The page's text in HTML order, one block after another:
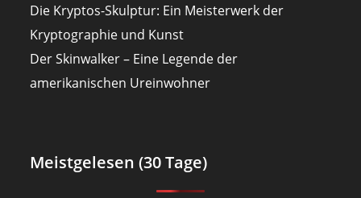
Die Kryptos-Skulptur: Ein Meisterwerk der
Kryptographie und Kunst
Der Skinwalker – Eine Legende der
amerikanischen Ureinwohner
Meistgelesen (30 Tage)